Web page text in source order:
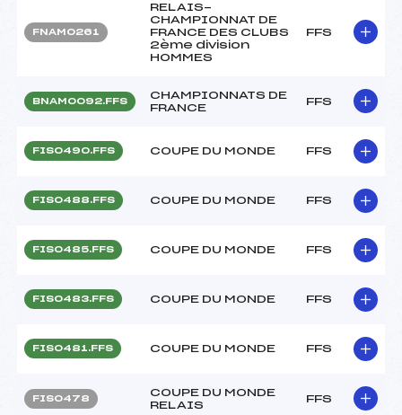
FNAM0261
RELAIS-
CHAMPIONNAT DE
FRANCE DES CLUBS
2ème division
HOMMES
FFS
BNAM0092.FFS
CHAMPIONNATS DE
FRANCE
FFS
FIS0490.FFS COUPE DU MONDE FFS
FIS0488.FFS COUPE DU MONDE FFS
FIS0485.FFS COUPE DU MONDE FFS
FIS0483.FFS COUPE DU MONDE FFS
FIS0481.FFS COUPE DU MONDE FFS
FIS0478
COUPE DU MONDE
RELAIS
FFS